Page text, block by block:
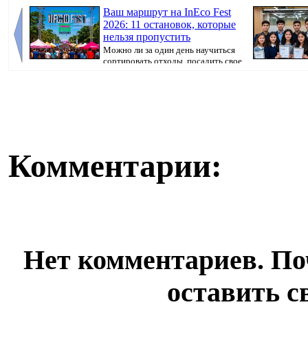
Ваш маршрут на InEco Fest
2026: 11 остановок, которые
нельзя пропустить
Можно ли за один день научиться
сортировать отходы, посадить свое
Комментарии:
Нет комментариев.
оставить